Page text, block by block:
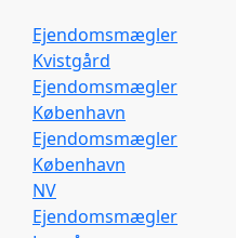
Ejendomsmægler
Kvistgård
Ejendomsmægler
København
Ejendomsmægler
København
NV
Ejendomsmægler